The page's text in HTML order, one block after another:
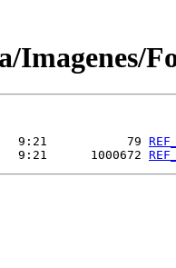
Imagenes/
9:21           79
9:21      1000672